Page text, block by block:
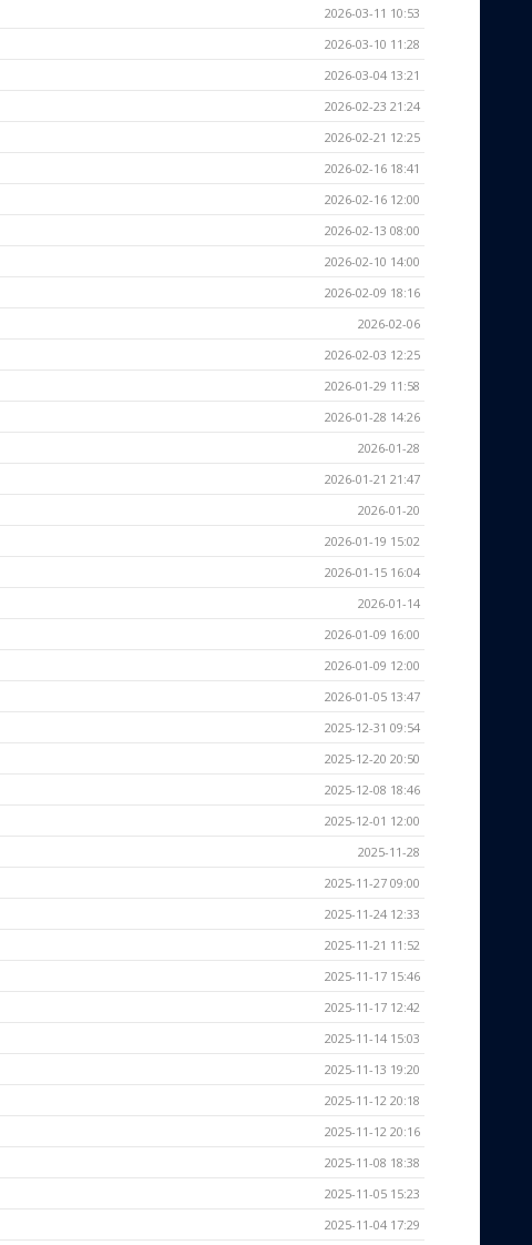
2026-03-11 10:53
2026-03-10 11:28
2026-03-04 13:21
2026-02-23 21:24
2026-02-21 12:25
2026-02-16 18:41
2026-02-16 12:00
2026-02-13 08:00
2026-02-10 14:00
2026-02-09 18:16
2026-02-06
2026-02-03 12:25
2026-01-29 11:58
2026-01-28 14:26
2026-01-28
2026-01-21 21:47
2026-01-20
2026-01-19 15:02
2026-01-15 16:04
2026-01-14
2026-01-09 16:00
2026-01-09 12:00
2026-01-05 13:47
2025-12-31 09:54
2025-12-20 20:50
2025-12-08 18:46
2025-12-01 12:00
2025-11-28
2025-11-27 09:00
2025-11-24 12:33
2025-11-21 11:52
2025-11-17 15:46
2025-11-17 12:42
2025-11-14 15:03
2025-11-13 19:20
2025-11-12 20:18
2025-11-12 20:16
2025-11-08 18:38
2025-11-05 15:23
2025-11-04 17:29